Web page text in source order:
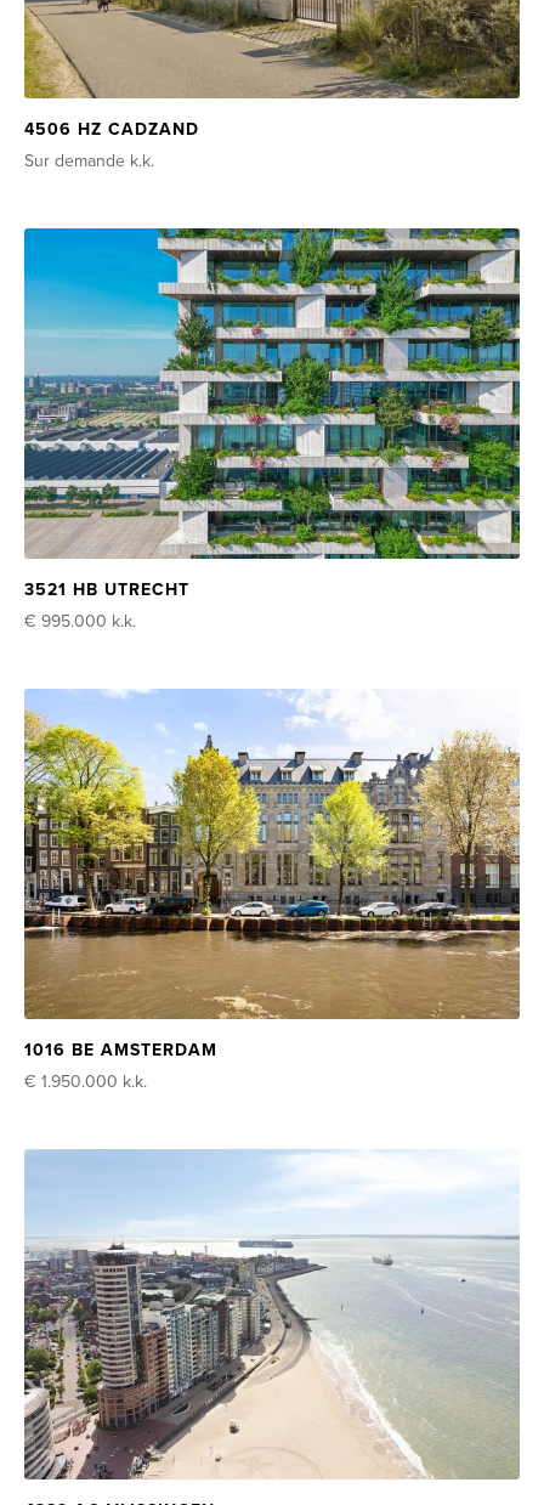
4506 HZ CADZAND
Sur demande k.k.
3521 HB UTRECHT
€ 995.000 k.k.
1016 BE AMSTERDAM
€ 1.950.000 k.k.